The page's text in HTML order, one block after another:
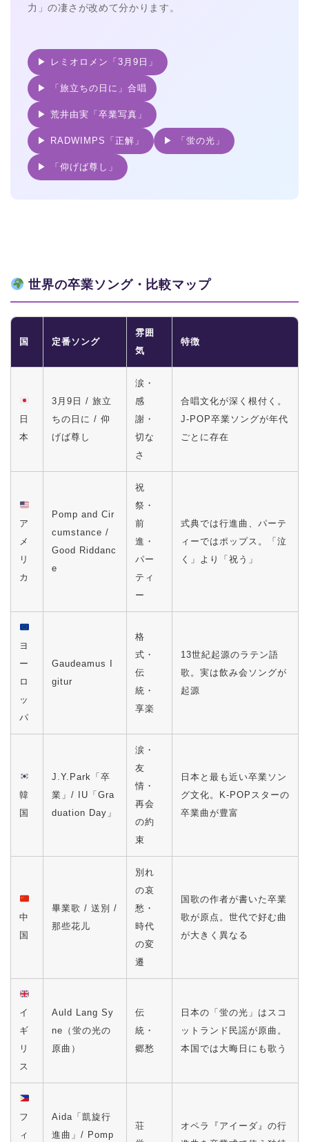
力」の凄さが改めて分かります。
▶ レミオロメン「3月9日」
▶ 「旅立ちの日に」合唱
▶ 荒井由実「卒業写真」
▶ RADWIMPS「正解」 ▶ 「蛍の光」
▶ 「仰げば尊し」
世界の卒業ソング・比較マップ
国 定番ソング
雰囲
気
特徴
日
本
3月9日 / 旅立
ちの日に / 仰
げば尊し
涙・
感
謝・
切な
さ
合唱文化が深く根付く。
J-POP卒業ソングが年代
ごとに存在
ア
メ
リ
カ
Pomp and Cir
cumstance /
Good Riddanc
e
祝
祭・
前
進・
パー
ティ
ー
式典では行進曲、パーテ
ィーではポップス。「泣
く」より「祝う」
ヨ
ー
ロ
ッ
パ
Gaudeamus I
gitur
格
式・
伝
統・
享楽
13世紀起源のラテン語
歌。実は飲み会ソングが
起源
韓
国
J.Y.Park「卒
業」/ IU「Gra
duation Day」
涙・
友
情・
再会
の約
束
日本と最も近い卒業ソン
グ文化。K-POPスターの
卒業曲が豊富
中
国
畢業歌 / 送別 /
那些花儿
別れ
の哀
愁・
時代
の変
遷
国歌の作者が書いた卒業
歌が原点。世代で好む曲
が大きく異なる
イ
ギ
リ
ス
Auld Lang Sy
ne（蛍の光の
原曲）
伝
統・
郷愁
日本の「蛍の光」はスコ
ットランド民謡が原曲。
本国では大晦日にも歌う
フ
ィ
Aida「凱旋行
進曲」/ Pomp
荘
オペラ『アイーダ』の行